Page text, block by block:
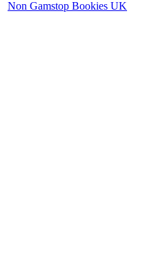
Non Gamstop Bookies UK